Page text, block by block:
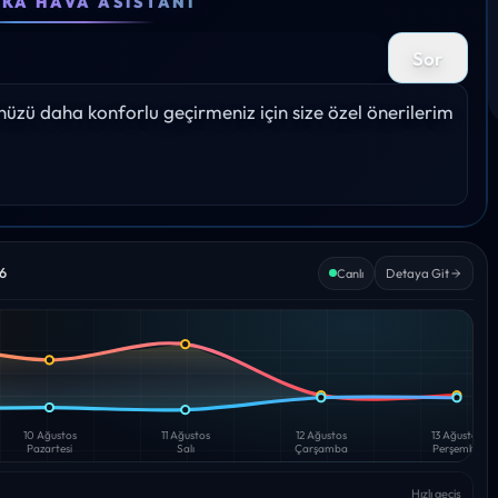
Sor
daha konforlu geçirmeniz için size özel önerilerim
Canlı Detaya Git
10 Ağustos
Pazartesi
11 Ağustos
Salı
12 Ağustos
Çarşamba
13 Ağustos
Perşembe
Hızlı geçiş
17°
Yağış: 0% Yağış: 0%